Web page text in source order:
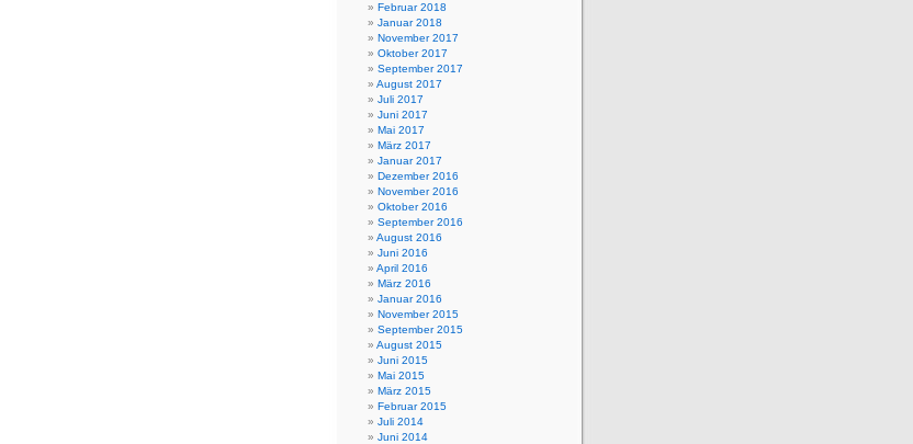
Februar 2018
Januar 2018
November 2017
Oktober 2017
September 2017
August 2017
Juli 2017
Juni 2017
Mai 2017
März 2017
Januar 2017
Dezember 2016
November 2016
Oktober 2016
September 2016
August 2016
Juni 2016
April 2016
März 2016
Januar 2016
November 2015
September 2015
August 2015
Juni 2015
Mai 2015
März 2015
Februar 2015
Juli 2014
Juni 2014